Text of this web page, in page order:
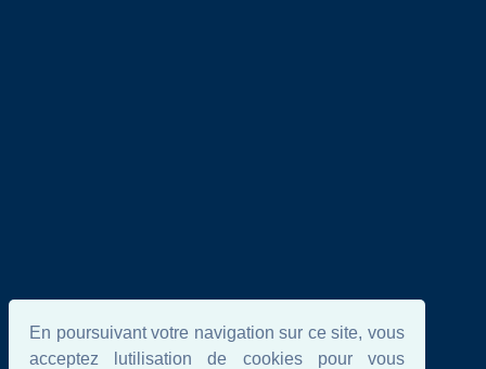
En poursuivant votre navigation sur ce site, vous
acceptez lutilisation de cookies pour vous